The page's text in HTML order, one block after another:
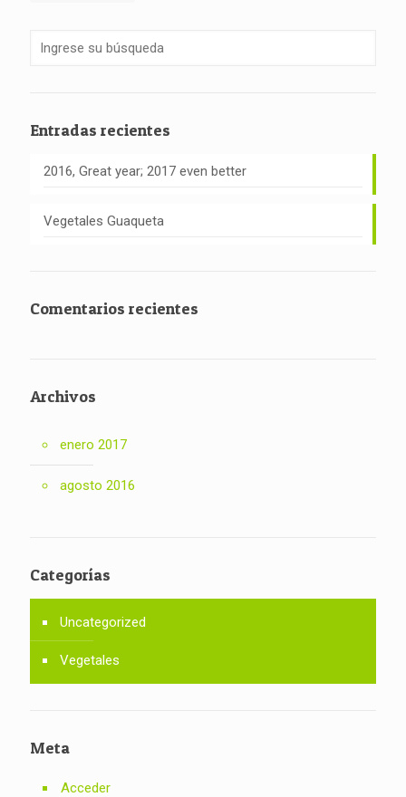
Entradas recientes
2016, Great year; 2017 even better
Vegetales Guaqueta
Comentarios recientes
Archivos
enero 2017
agosto 2016
Categorías
Uncategorized
Vegetales
Meta
Acceder